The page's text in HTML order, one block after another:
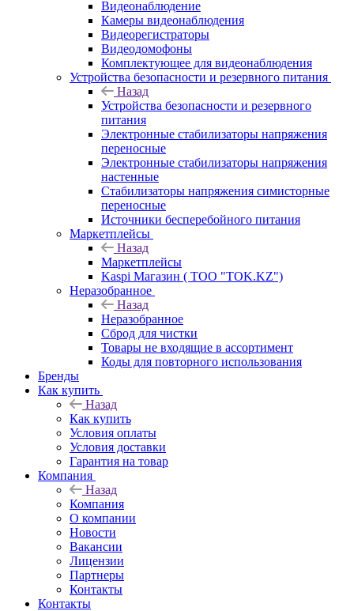
Видеонаблюдение
Камеры видеонаблюдения
Видеорегистраторы
Видеодомофоны
Комплектующее для видеонаблюдения
Устройства безопасности и резервного питания
Назад
Устройства безопасности и резервного
питания
Электронные стабилизаторы напряжения
переносные
Электронные стабилизаторы напряжения
настенные
Стабилизаторы напряжения симисторные
переносные
Источники бесперебойного питания
Маркетплейсы
Назад
Маркетплейсы
Kaspi Магазин ( ТОО "TOK.KZ")
Неразобранное
Назад
Неразобранное
Сброд для чистки
Товары не входящие в ассортимент
Коды для повторного использования
Бренды
Как купить
Назад
Как купить
Условия оплаты
Условия доставки
Гарантия на товар
Компания
Назад
Компания
О компании
Новости
Вакансии
Лицензии
Партнеры
Контакты
Контакты